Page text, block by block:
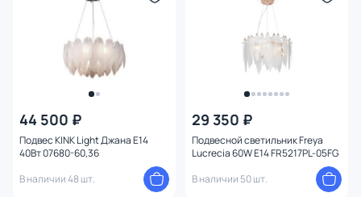
44 500 ₽
Подвес KINK Light Джана E14
40Вт 07680-60,36
В наличии 48 шт.
29 350 ₽
Подвесной светильник Freya
Lucrecia 60W E14 FR5217PL-05FG
В наличии 50 шт.